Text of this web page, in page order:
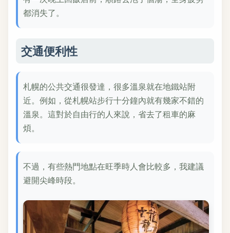
都消失了。
交通便利性
札幌的公共交通很發達，很多溫泉就在地鐵站附
近。例如，從札幌站步行十分鐘內就有幾家不錯的
溫泉。這對於自由行的人來說，省去了租車的麻
煩。
不過，有些熱門地點在旺季時人會比較多，我建議
避開尖峰時段。